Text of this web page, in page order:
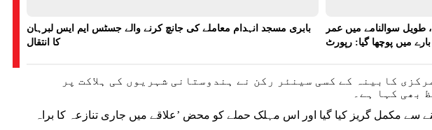
بابری مسجد انہدام معاملے کی جانچ کرنے والے جسٹس ایم ایس لبرہان
کا انتقال
طویل سوالنامے میں عمر
میں پوچھا گیا: رپورٹ
کابینہ کے کسی سینئر رکن نے ہندوستانی شہریوں کی ہلاکت پر
بھی کہا ہے۔
سے مکمل گریز کیا گیا اور اس مہلک حملے کو محض ’علاقے میں جاری تنازعہ کا براہ